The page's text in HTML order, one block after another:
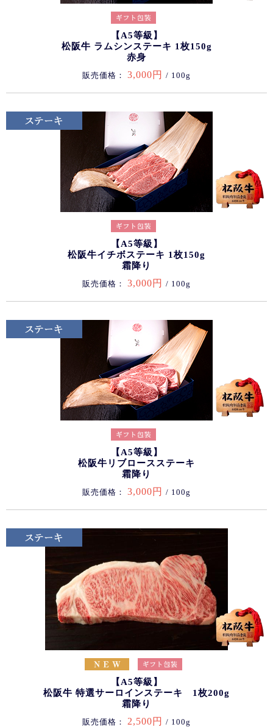
【A5等級】
松阪牛 ラムシンステーキ 1枚150g
赤身
販売価格： 3,000円 / 100g
【A5等級】
松阪牛イチボステーキ 1枚150g
霜降り
販売価格： 3,000円 / 100g
【A5等級】
松阪牛リブロースステーキ
霜降り
販売価格： 3,000円 / 100g
【A5等級】
松阪牛 特選サーロインステーキ 1枚200g
霜降り
販売価格： 2,500円 / 100g